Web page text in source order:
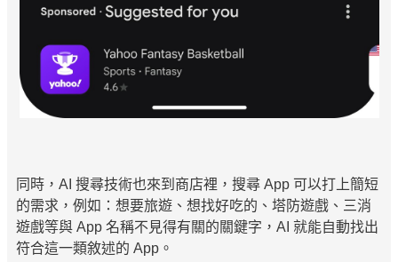
同時，AI 搜尋技術也來到商店裡，搜尋 App 可以打上簡短
的需求，例如：想要旅遊、想找好吃的、塔防遊戲、三消
遊戲等與 App 名稱不見得有關的關鍵字，AI 就能自動找出
符合這一類敘述的 App。